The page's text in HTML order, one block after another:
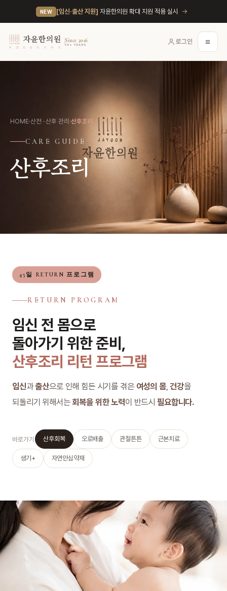
NEW [임신·출산 지원] 자윤한의원 확대 지원 적용 실시 →
Since 2016
10+ YEARS 로그인 ≡
HOME›산전 · 산후 관리›산후조리
CARE GUIDE
산후조리
45일 RETURN 프로그램
RETURN PROGRAM
임신 전 몸으로
돌아가기 위한 준비,
산후조리 리턴 프로그램
임신과출산으로 인해 힘든 시기를 겪은 여성의 몸,건강을
되돌리기 위해서는회복을 위한 노력이 반드시필요합니다.
바로가기 산후회복 오로배출 관절튼튼 근본치료
생기+ 자연안심약재